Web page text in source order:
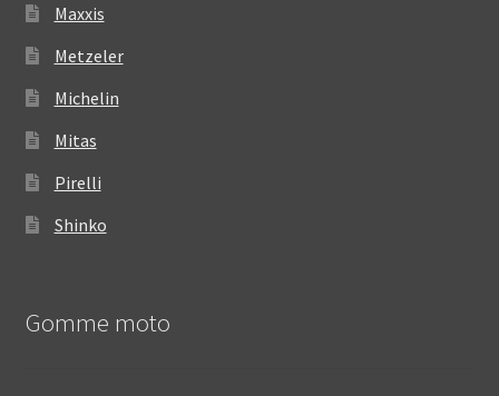
Maxxis
Metzeler
Michelin
Mitas
Pirelli
Shinko
Gomme moto